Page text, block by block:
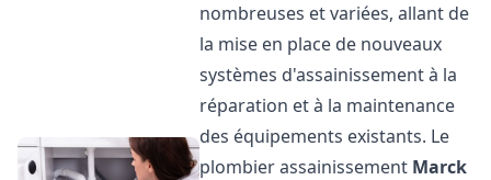
nombreuses et variées, allant de
la mise en place de nouveaux
systèmes d'assainissement à la
réparation et à la maintenance
des équipements existants. Le
plombier assainissement Marck